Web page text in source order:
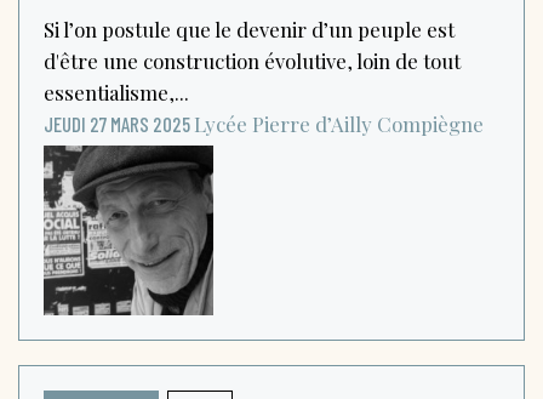
Si l’on postule que le devenir d’un peuple est
d'être une construction évolutive, loin de tout
essentialisme,...
JEUDI 27 MARS 2025 Lycée Pierre d’Ailly Compiègne